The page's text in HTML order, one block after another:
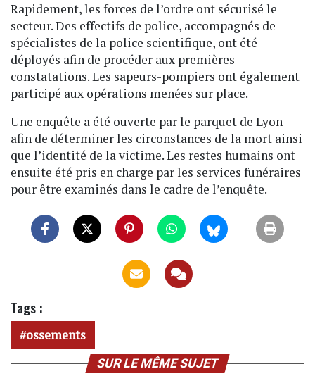
Rapidement, les forces de l’ordre ont sécurisé le
secteur. Des effectifs de police, accompagnés de
spécialistes de la police scientifique, ont été
déployés afin de procéder aux premières
constatations. Les sapeurs-pompiers ont également
participé aux opérations menées sur place.
Une enquête a été ouverte par le parquet de Lyon
afin de déterminer les circonstances de la mort ainsi
que l’identité de la victime. Les restes humains ont
ensuite été pris en charge par les services funéraires
pour être examinés dans le cadre de l’enquête.
Tags :
ossements
SUR LE MÊME SUJET